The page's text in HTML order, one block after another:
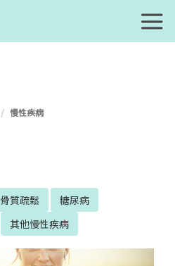
慢性疾病
骨質疏鬆
糖尿病
其他慢性疾病